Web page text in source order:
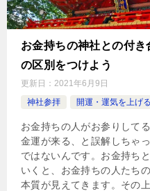
お金持ちの神社との付
の区別をつけよう
更新日： 2021年6月9日
神社参拝
開運・運気を上げる
お金持ちの人がお参りして
金運が来る、と誤解しちゃ
ではないんです。お金持ち
いくと、お金持ちの人たち
本質が見えてきます。その